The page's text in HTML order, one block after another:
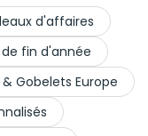
d'affaires
fin d'année
Gobelets Europe